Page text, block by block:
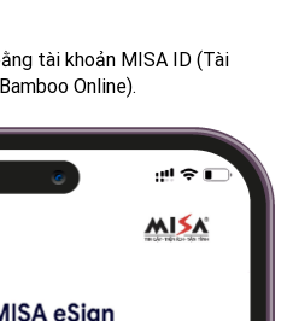
tài khoản MISA ID (Tài
Online).